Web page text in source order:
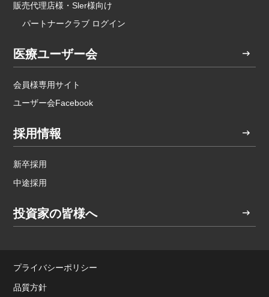
販売代理店様・Sler様向け
パートナークラブ ログイン
医療ユーザー会
会員様専用サイト
ユーザー会Facebook
採用情報
新卒採用
中途採用
投資家の皆様へ
プライバシーポリシー
品質方針